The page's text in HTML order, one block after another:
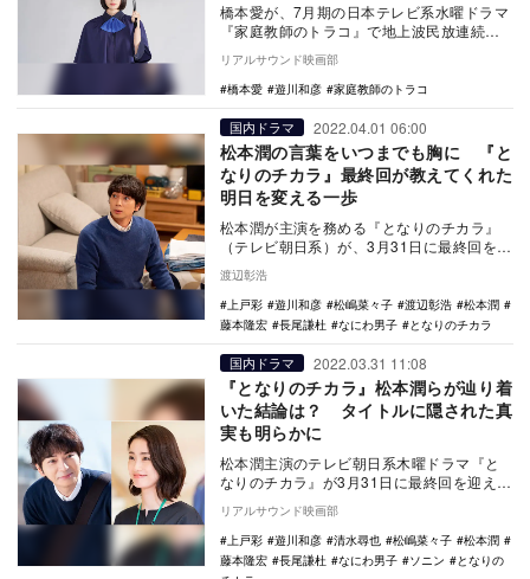
橋本愛が、7月期の日本テレビ系水曜ドラマ
『家庭教師のトラコ』で地上波民放連続ド
ラマ初主演を務めることがわかった。 本
作は…
リアルサウンド映画部
橋本愛
遊川和彦 家庭教師のトラコ
国内ドラマ 2022.04.01 06:00
松本潤の言葉をいつまでも胸に 『と
なりのチカラ』最終回が教えてくれた
明日を変える一歩
松本潤が主演を務める『となりのチカラ』
（テレビ朝日系）が、3月31日に最終回を迎
えた。 前回、これまで散々人の家の問題
に首を…
渡辺彰浩
上戸彩
遊川和彦 松嶋菜々子 渡辺彰浩
松本潤
藤本隆宏
長尾謙杜 なにわ男子 となりのチカラ
国内ドラマ 2022.03.31 11:08
『となりのチカラ』松本潤らが辿り着
いた結論は？ タイトルに隠された真
実も明らかに
松本潤主演のテレビ朝日系木曜ドラマ『と
なりのチカラ』が3月31日に最終回を迎え
る。 『家政婦のミタ』（日本テレビ
系）、『過保…
リアルサウンド映画部
上戸彩
遊川和彦 清水尋也 松嶋菜々子
松本潤
藤本隆宏
長尾謙杜 なにわ男子 ソニン
となりの